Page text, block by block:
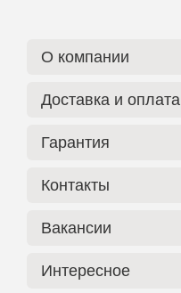
О компании
Доставка и оплата
Гарантия
Контакты
Вакансии
Интересное